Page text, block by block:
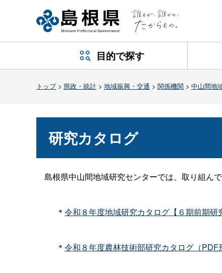
目的で探す
トップ> 県政・統計 > 地域振興・交通 > 関係機関 > 中山間地
研究カタログ
島根県中山間地域研究センターでは、取り組ん
＊ 令和８年度地域研究カタログ【６期前期研
＊ 令和８年度農林技術部研究カタログ（PDF